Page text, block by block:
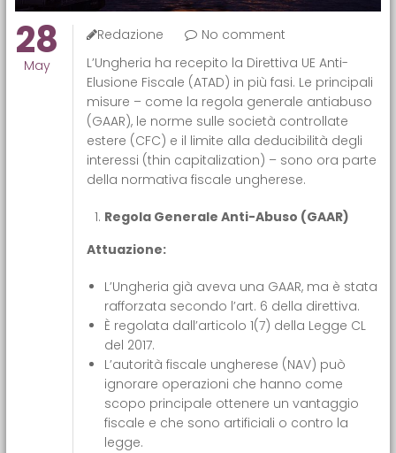
28
May
Redazione
No comment
L’Ungheria ha recepito la Direttiva UE Anti-
Elusione Fiscale (ATAD) in più fasi. Le principali
misure – come la regola generale antiabuso
(GAAR), le norme sulle società controllate
estere (CFC) e il limite alla deducibilità degli
interessi (thin capitalization) – sono ora parte
della normativa fiscale ungherese.
Regola Generale Anti-Abuso (GAAR)
Attuazione:
L’Ungheria già aveva una GAAR, ma è stata
rafforzata secondo l’art. 6 della direttiva.
È regolata dall’articolo 1(7) della Legge CL
del 2017.
L’autorità fiscale ungherese (NAV) può
ignorare operazioni che hanno come
scopo principale ottenere un vantaggio
fiscale e che sono artificiali o contro la
legge.